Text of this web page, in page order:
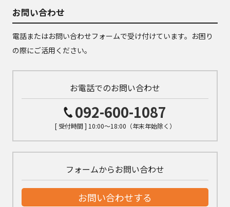
お問い合わせ
電話またはお問い合わせフォームで受け付けています。お困り
の際にご活用ください。
お電話でのお問い合わせ
092-600-1087
[ 受付時間 ] 10:00～18:00（年末年始除く）
フォームからお問い合わせ
お問い合わせする